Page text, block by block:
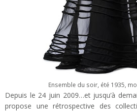
Ensemble du soir, été 1935,
Depuis le 24 juin 2009…et jusqu’à
propose une rétrospective des